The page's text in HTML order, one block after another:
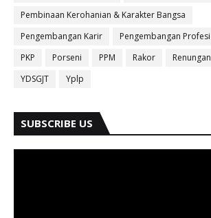
Pembinaan Kerohanian & Karakter Bangsa
Pengembangan Karir
Pengembangan Profesi
PKP
Porseni PPM Rakor Renungan
YDSGJT
Yplp
SUBSCRIBE US